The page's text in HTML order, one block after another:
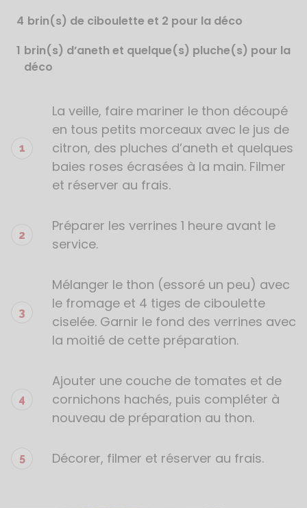
4 brin(s) de ciboulette et 2 pour la déco
1 brin(s) d’aneth et quelque(s) pluche(s) pour la
déco
La veille, faire mariner le thon découpé
en tous petits morceaux avec le jus de
citron, des pluches d’aneth et quelques
baies roses écrasées à la main. Filmer
et réserver au frais.
Préparer les verrines 1 heure avant le
service.
Mélanger le thon (essoré un peu) avec
le fromage et 4 tiges de ciboulette
ciselée. Garnir le fond des verrines avec
la moitié de cette préparation.
Ajouter une couche de tomates et de
cornichons hachés, puis compléter à
nouveau de préparation au thon.
Décorer, filmer et réserver au frais.